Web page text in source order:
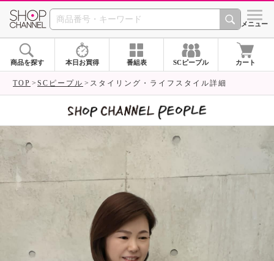
SHOP CHANNEL シメニュー
商品を探す 本日お買得 番組表 SCピープル カート
TOP SCピープル スタイリング・ライフスタイル詳細